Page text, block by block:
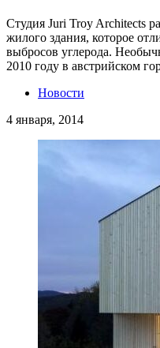
Студия Juri Troy Architects
жилого здания, которое
выбросов углерода.
2010 году в австрийском
Новости
4 января, 2014